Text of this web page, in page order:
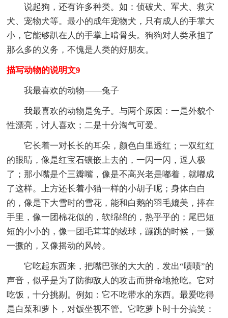
说起狗，还有许多种类。如：侦破犬、军犬、救灾
犬、宠物犬等。最小的成年宠物犬，只有成人的手掌大
小，它能够趴在人的手掌上啃骨头。狗狗对人类承担了
那么多的义务，不愧是人类的好朋友。
描写动物的说明文9
我最喜欢的动物——兔子
我最喜欢的动物是兔子。与两个原因：一是外貌个
性漂亮，讨人喜欢；二是十分淘气可爱。
它长着一对长长的耳朵，颜色白里透红；一双红红
的眼睛，像是红宝石镶嵌上去的，一闪一闪，逗人极
了；那小嘴是个三瓣嘴，像是不高兴老是嘟着，就嘟成
了这样。上方还长着小猫一样的小胡子呢；身体白白
的，像是下大雪时的雪花，能和白鹅的羽毛媲美，捧在
手里，像一团棉花似的，软绵绵的，热乎乎的；尾巴短
短的小小的，像一团毛茸茸的绒球，蹦跳的时候，一撅
一撅的，又像摇动的风铃。
它吃起东西来，把嘴巴张的大大的，发出“啧啧”的
声音，似乎是为了防御敌人的攻击而拼命地抢吃。它对
吃饭，十分挑剔。例如：它不吃带水的东西。最爱吃得
是白菜和萝卜，对饭坐视不管。它吃萝卜时十分搞笑：